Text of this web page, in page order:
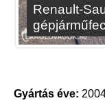
Renault-
Gyártás éve: